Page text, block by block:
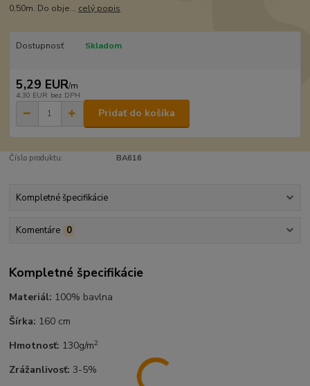
0,50m. Do obje... celý popis
Dostupnosť Skladom
5,29 EUR/m
4,30 EUR bez DPH
Pridať do košíka
Číslo produktu: BA616
Kompletné špecifikácie
Komentáre 0
Kompletné špecifikácie
Materiál: 100% bavlna
Šírka: 160 cm
Hmotnosť: 130g/m2
Zrážanlivosť: 3-5%